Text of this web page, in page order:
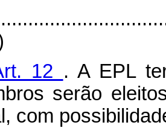
12 . A EPL
serão
com